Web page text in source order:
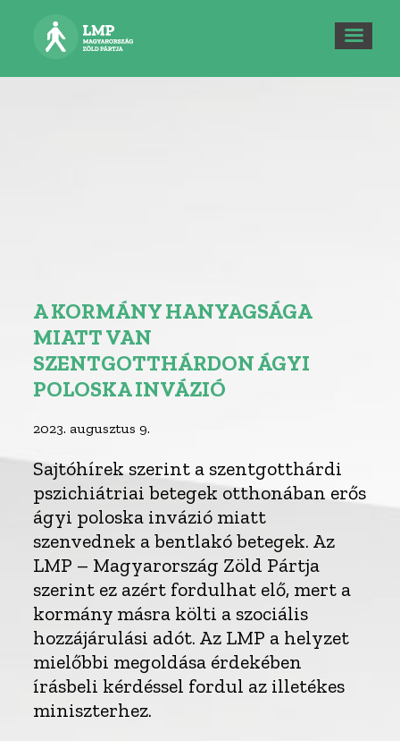
A KORMÁNY HANYAGSÁGA
MIATT VAN
SZENTGOTTHÁRDON ÁGYI
POLOSKA INVÁZIÓ
2023. augusztus 9.
Sajtóhírek szerint a szentgotthárdi
pszichiátriai betegek otthonában erős
ágyi poloska invázió miatt
szenvednek a bentlakó betegek. Az
LMP – Magyarország Zöld Pártja
szerint ez azért fordulhat elő, mert a
kormány másra költi a szociális
hozzájárulási adót. Az LMP a helyzet
mielőbbi megoldása érdekében
írásbeli kérdéssel fordul az illetékes
miniszterhez.